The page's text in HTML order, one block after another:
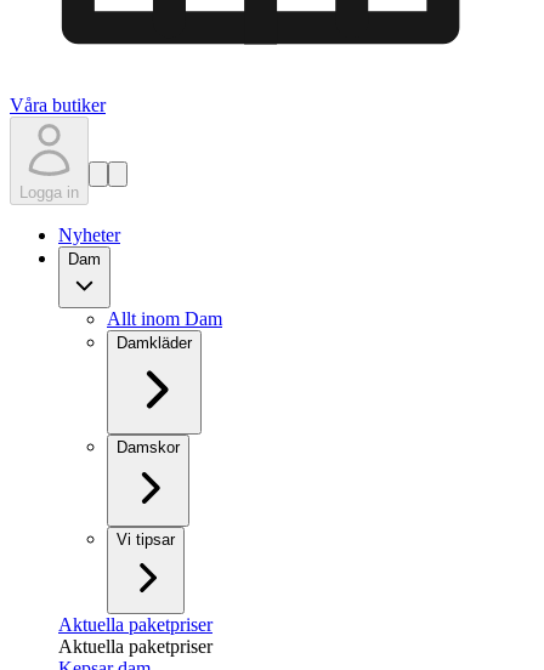
Våra butiker
Logga in
Nyheter
Dam
Allt inom Dam
Damkläder
Damskor
Vi tipsar
Aktuella paketpriser
Aktuella paketpriser